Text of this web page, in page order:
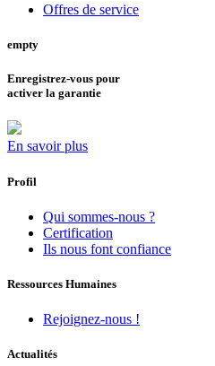
Offres de service
empty
Enregistrez-vous pour
activer la garantie
En savoir plus
Profil
Qui sommes-nous ?
Certification
Ils nous font confiance
Ressources Humaines
Rejoignez-nous !
Actualités